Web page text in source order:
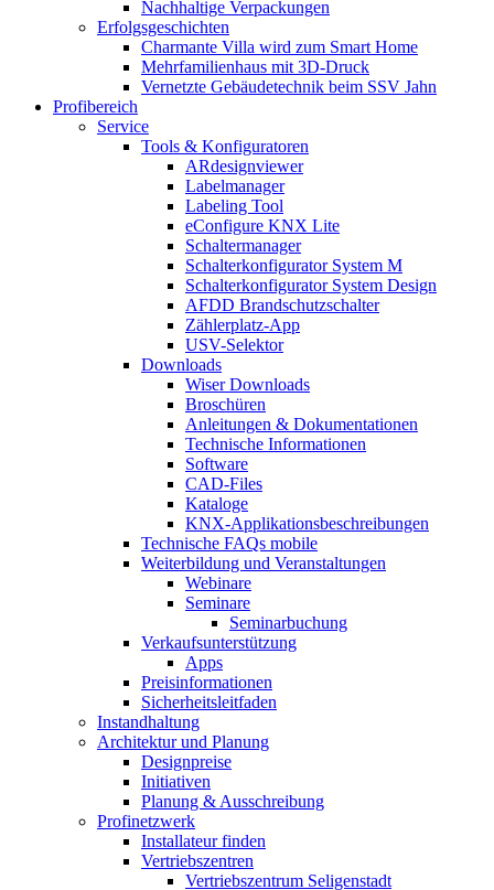
Nachhaltige Verpackungen
Erfolgsgeschichten
Charmante Villa wird zum Smart Home
Mehrfamilienhaus mit 3D-Druck
Vernetzte Gebäudetechnik beim SSV Jahn
Profibereich
Service
Tools & Konfiguratoren
ARdesignviewer
Labelmanager
Labeling Tool
eConfigure KNX Lite
Schaltermanager
Schalterkonfigurator System M
Schalterkonfigurator System Design
AFDD Brandschutzschalter
Zählerplatz-App
USV-Selektor
Downloads
Wiser Downloads
Broschüren
Anleitungen & Dokumentationen
Technische Informationen
Software
CAD-Files
Kataloge
KNX-Applikationsbeschreibungen
Technische FAQs mobile
Weiterbildung und Veranstaltungen
Webinare
Seminare
Seminarbuchung
Verkaufsunterstützung
Apps
Preisinformationen
Sicherheitsleitfaden
Instandhaltung
Architektur und Planung
Designpreise
Initiativen
Planung & Ausschreibung
Profinetzwerk
Installateur finden
Vertriebszentren
Vertriebszentrum Seligenstadt